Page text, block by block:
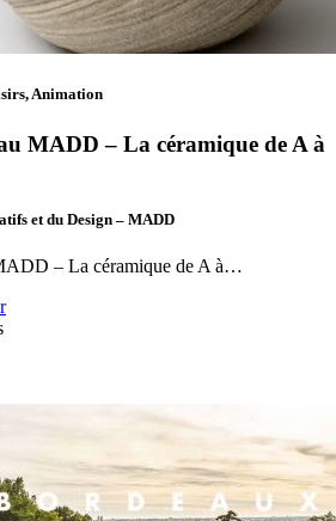
Animation
MADD – La céramique de A à
et du Design – MADD
– La céramique de A à…